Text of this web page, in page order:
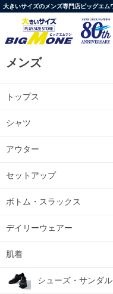
大きいサイズのメンズ専門店ビッグエ
メンズ
トップス
シャツ
アウター
セットアップ
ボトム・スラックス
デイリーウェアー
肌着
シューズ・サンダル